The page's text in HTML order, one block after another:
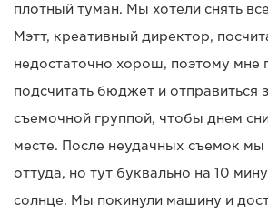
плотный туман. Мы хотели снять
Мэтт, креативный директор,
недостаточно хорош, поэтому мне
подсчитать бюджет и отправиться
съемочной группой, чтобы днем
месте. После неудачных съемок
оттуда, но тут буквально на 10
солнце. Мы покинули машину и